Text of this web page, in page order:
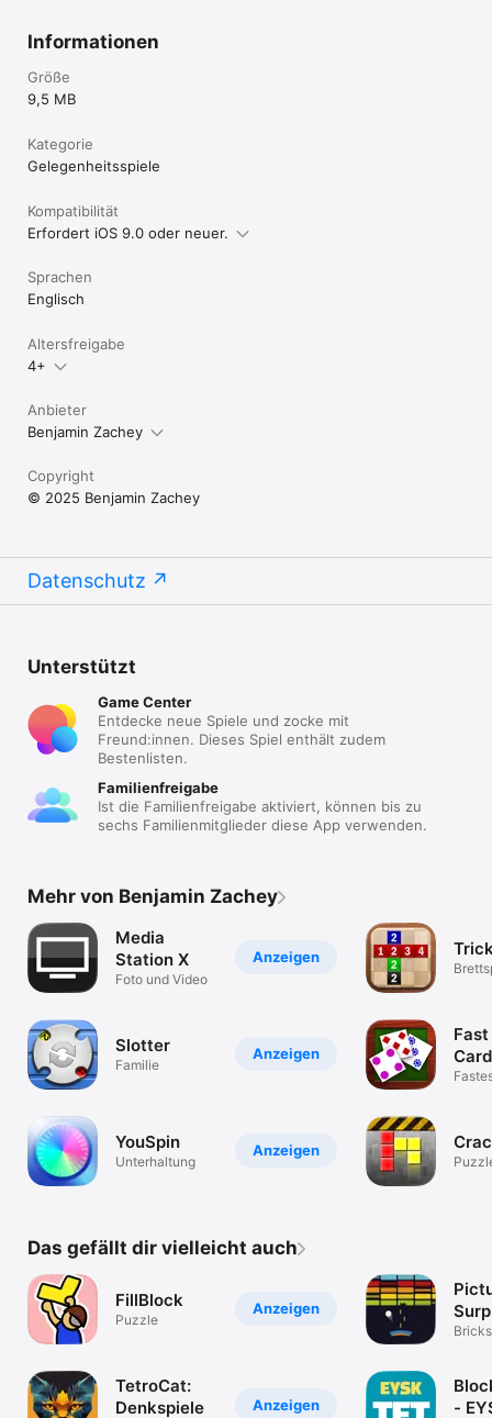
Informationen
Größe
9,5 MB
Kategorie
Gelegenheits­spiele
Kompatibilität
Erfordert iOS 9.0 oder neuer.
Sprachen
Englisch
Altersfreigabe
4+
Anbieter
Benjamin Zachey
Copyright
© 2025 Benjamin Zachey
Datenschutz
Unterstützt
Game Center
Entdecke neue Spiele und zocke mit
Freund:innen. Dieses Spiel enthält zudem
Bestenlisten.
Familienfreigabe
Ist die Familienfreigabe aktiviert, können bis zu
sechs Familienmitglieder diese App verwenden.
Mehr von Benjamin Zachey
Anzeigen
Media
Station X
Foto und Video
Anzeigen
Slotter
Familie
Anzeigen
YouSpin
Unterhaltung
Das gefällt dir vielleicht auch
Anzeigen
FillBlock
Puzzle
Anzeigen
TetroCat:
Denkspiele
-